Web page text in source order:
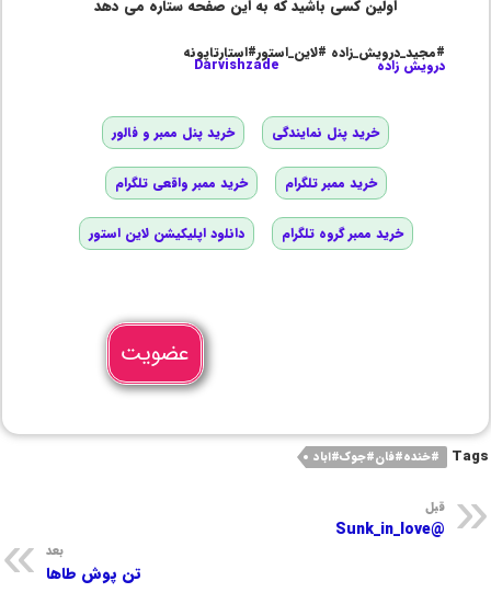
اولین کسی باشید که به این صفحه ستاره می دهد
#مجید_درویش_زاده #لاین_استور#استارتاپونه
درویش زاده Darvishzade
خرید پنل نمایندگی خرید پنل ممبر و فالور
خرید ممبر تلگرام خرید ممبر واقعی تلگرام
خرید ممبر گروه تلگرام دانلود اپلیکیشن لاین استور
عضویت
Tags #خنده#فان#جوک#اباد
قبل
@Sunk_in_love
بعد
تن پوش طاها